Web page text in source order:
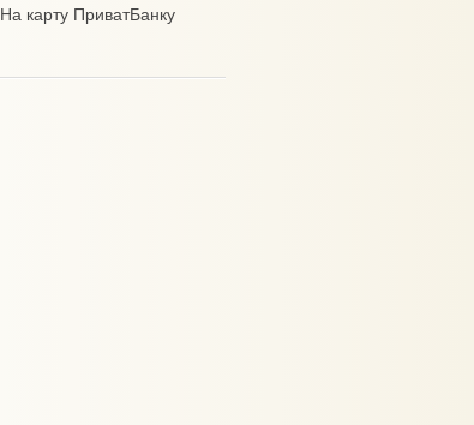
На карту ПриватБанку